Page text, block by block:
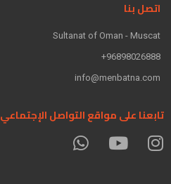
اتصل بنا
Sultanat of Oman - Muscat
96898026888+
info@menbatna.com
تابعنا على مواقع التواصل الإجتماعي